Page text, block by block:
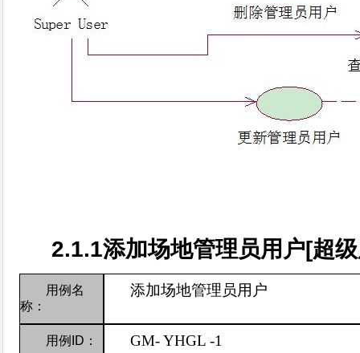
2.1.1添加场地管理员用户[超
用例名
称：
添加场地管理员用户
用例 ID ： GM-YHGL -1